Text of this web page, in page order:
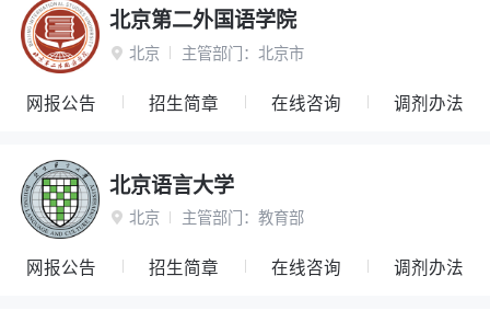
北京第二外国语学院
 北京 主管部门： 北京市
网报公告 招生简章 在线咨询 调剂办法
北京语言大学
 北京 主管部门： 教育部
网报公告 招生简章 在线咨询 调剂办法